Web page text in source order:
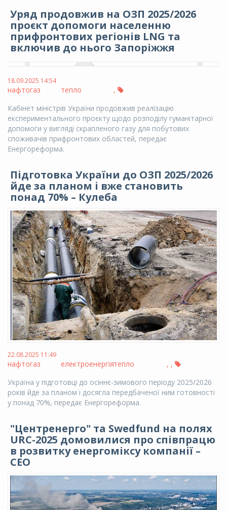
Уряд продовжив на ОЗП 2025/2026
проєкт допомоги населенню
прифронтових регіонів LNG та
включив до нього Запоріжжя
18.09.2025 14:54
нафтогаз ,
тепло
Кабінет міністрів України продовжив реалізацію
експериментального проєкту щодо розподілу гуманітарної
допомоги у вигляді скрапленого газу для побутових
споживачів прифронтових областей, передає
Енергореформа.
Підготовка України до ОЗП 2025/2026
йде за планом і вже становить
понад 70% – Кулеба
22.08.2025 11:49
нафтогаз ,
електроенергія ,
тепло
Україна у підготовці до осіннє-зимового періоду 2025/2026
років йде за планом і досягла передбаченої ним готовності
у понад 70%, передає Енергореформа.
"Центренерго" та Swedfund на полях
URC-2025 домовилися про співпрацю
в розвитку енергоміксу компанії –
СЕО